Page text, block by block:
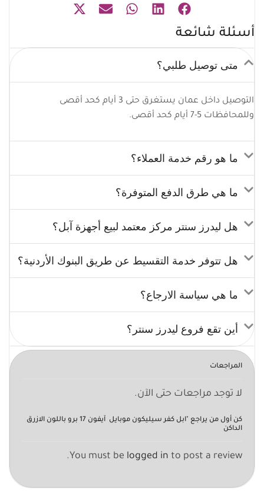
أسئلة شائعة
متى توصيل طلبي؟
التوصيل داخل عمان يستغرق حتى 3 أيام كحد أقصى
وللمحافظات 5-7 أيام كحد أقصى.
ما هو رقم خدمة العملاء؟
ما هي طرق الدفع المتوفرة؟
هل ليدرز سنتر مركز معتمد لبيع أجهزة آبل؟
هل تتوفر خدمة التقسيط عن طريق البنوك الأردنية؟
ما هي سياسة الارجاع؟
أين تقع فروع ليدرز سنتر؟
المراجعات
لا توجد مراجعات حتى الآن.
كن أول من يراجع "ابل كفر سيليكون موبايل آيفون 17 برو باللون الازرق
الداكن
You must be logged in to post a review.